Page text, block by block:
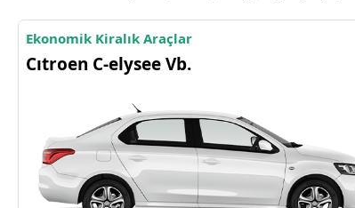
Ekonomik Kiralık Araçlar
Cıtroen C-elysee Vb.